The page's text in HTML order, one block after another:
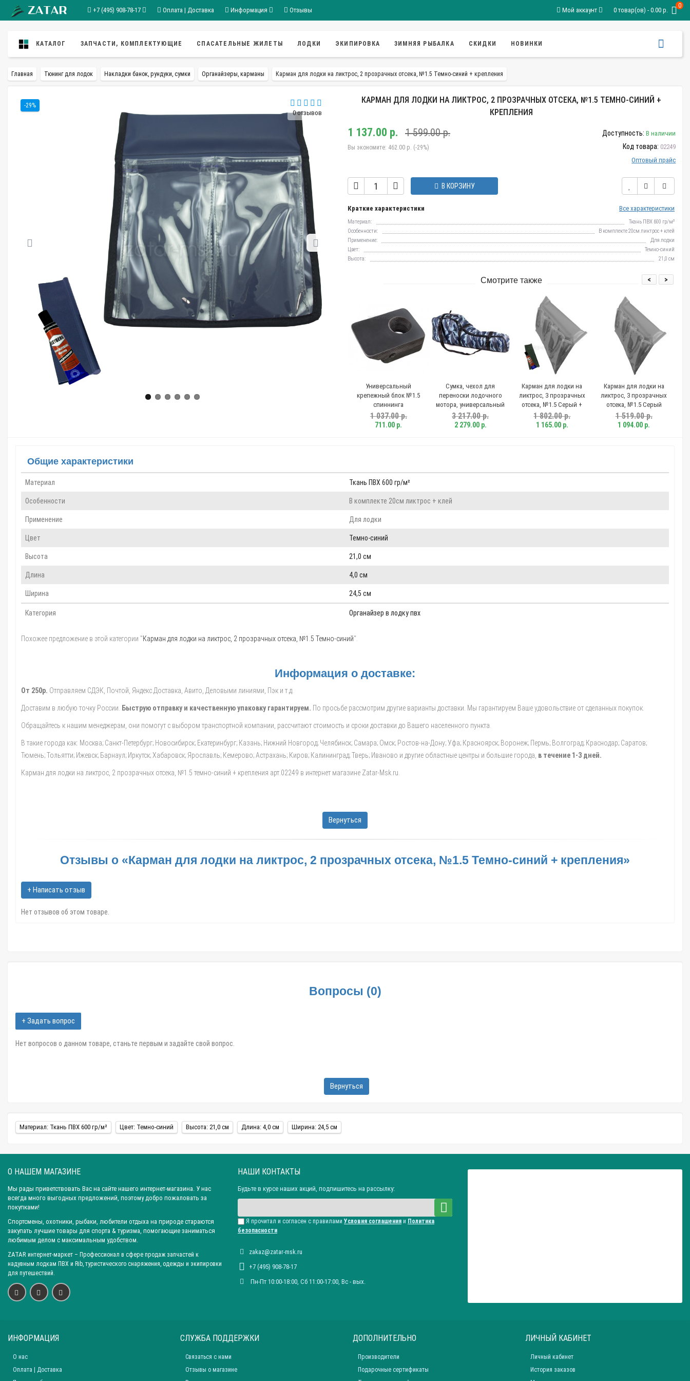
+7 (495) 908-78-17 Оплата | Доставка Информация Отзывы Мой аккаунт 0 товар(ов) - 0.00 р.
0
КАТАЛОГ ЗАПЧАСТИ, КОМПЛЕКТУЮЩИЕ СПАСАТЕЛЬНЫЕ ЖИЛЕТЫ ЛОДКИ ЭКИПИРОВКА ЗИМНЯЯ РЫБАЛКА СКИДКИ НОВИНКИ
Главная Тюнинг для лодок Накладки банок, рундуки, сумки Органайзеры, карманы Карман для лодки на ликтрос, 2 прозрачных отсека, №1.5 Темно-синий + крепления
-29%
0 отзывов
КАРМАН ДЛЯ ЛОДКИ НА ЛИКТРОС, 2 ПРОЗРАЧНЫХ ОТСЕКА, №1.5 ТЕМНО-СИНИЙ +
КРЕПЛЕНИЯ
1 137.00 р. 1 599.00 р.
Вы экономите: 462.00 р. (-29%)
Доступность: В наличии
Код товара: 02249
Оптовый прайс
В КОРЗИНУ
Краткие характеристики Все характеристики
Материал:
Ткань ПВХ 600 гр/м²
Особенности:
В комплекте 20см ликтрос + клей
Применение:
Для лодки
Цвет:
Темно-синий
Высота:
21,0 см
Смотрите также
Универсальный
крепежный блок №1.5
спиннинга
1 037.00 р.
711.00 р.
Сумка, чехол для
переноски лодочного
мотора, универсальный
2,5-3,6 синий
3 217.00 р.
2 279.00 р.
Карман для лодки на
ликтрос, 3 прозрачных
отсека, №1.5 Серый +
крепления
1 802.00 р.
1 165.00 р.
Карман для лодки на
ликтрос, 3 прозрачных
отсека, №1.5 Серый
1 519.00 р.
1 094.00 р.
< >
Общие характеристики
Материал Ткань ПВХ 600 гр/м²
Особенности В комплекте 20см ликтрос + клей
Применение Для лодки
Цвет Темно-синий
Высота 21,0 см
Длина 4,0 см
Ширина 24,5 см
Категория Органайзер в лодку пвх
Похожее предложение в этой категории "Карман для лодки на ликтрос, 2 прозрачных отсека, №1.5 Темно-синий".
Информация о доставке:
От 250р. Отправляем СДЭК, Почтой, Яндекс.Доставка, Авито, Деловыми линиями, Пэк и т.д.
Доставим в любую точку России. Быструю отправку и качественную упаковку гарантируем. По просьбе рассмотрим другие варианты доставки. Мы гарантируем Ваше удовольствие от сделанных покупок.
Обращайтесь к нашим менеджерам, они помогут с выбором транспортной компании, рассчитают стоимость и сроки доставки до Вашего населенного пункта.
В такие города как: Москва; Санкт-Петербург; Новосибирск; Екатеринбург; Казань; Нижний Новгород; Челябинск; Самара; Омск; Ростов-на-Дону; Уфа; Красноярск; Воронеж; Пермь; Волгоград; Краснодар; Саратов;
Тюмень; Тольятти; Ижевск; Барнаул; Иркутск; Хабаровск; Ярославль; Кемерово; Астрахань; Киров; Калининград; Тверь; Иваново и другие областные центры и большие города, в течение 1-3 дней.
Карман для лодки на ликтрос, 2 прозрачных отсека, №1.5 темно-синий + крепления арт.02249 в интернет магазине Zatar-Msk.ru.
Вернуться
Отзывы о «Карман для лодки на ликтрос, 2 прозрачных отсека, №1.5 Темно-синий + крепления»
+ Написать отзыв
Нет отзывов об этом товаре.
Вопросы (0)
+ Задать вопрос
Нет вопросов о данном товаре, станьте первым и задайте свой вопрос.
Вернуться
Материал: Ткань ПВХ 600 гр/м² Цвет: Темно-синий Высота: 21,0 см Длина: 4,0 см Ширина: 24,5 см
О НАШЕМ МАГАЗИНЕ
Мы рады приветствовать Вас на сайте нашего интернет-магазина. У нас
всегда много выгодных предложений, поэтому добро пожаловать за
покупками!
Спортсмены, охотники, рыбаки, любители отдыха на природе стараются
закупать лучшие товары для спорта & туризма, помогающие заниматься
любимым делом с максимальным удобством.
ZATAR интернет-маркет – Профессионал в сфере продаж запчастей к
надувным лодкам ПВХ и Rib, туристического снаряжения, одежды и экипировки
для путешествий.
НАШИ КОНТАКТЫ
Будьте в курсе наших акций, подпишитесь на рассылку:
Я прочитал и согласен с правилами Условия соглашения и Политика
безопасности
zakaz@zatar-msk.ru
+7 (495) 908-78-17
Пн-Пт 10:00-18:00, Сб 11:00-17:00, Вc - вых.
ИНФОРМАЦИЯ
О нас
Оплата | Доставка
СЛУЖБА ПОДДЕРЖКИ
Связаться с нами
Отзывы о магазине
ДОПОЛНИТЕЛЬНО
Производители
Подарочные сертификаты
ЛИЧНЫЙ КАБИНЕТ
Личный кабинет
История заказов